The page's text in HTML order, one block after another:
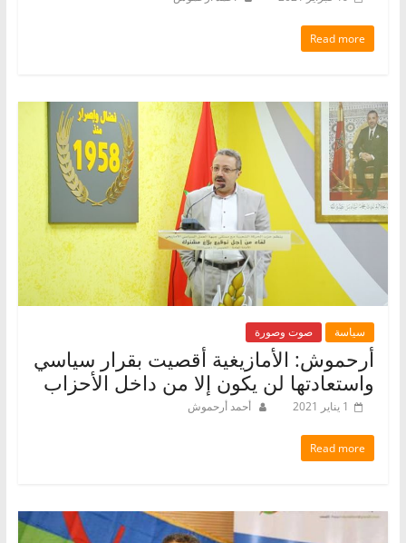
Read more
سياسة صوت وصورة
أرحموش: الأمازيغية أقصيت بقرار سياسي
واستعادتها لن يكون إلا من داخل الأحزاب
1 يناير 2021 أحمد أرحموش
Read more